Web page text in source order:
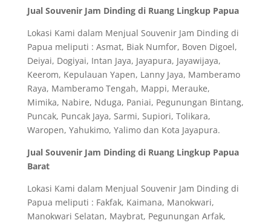
Jual Souvenir Jam Dinding di Ruang Lingkup Papua
Lokasi Kami dalam Menjual Souvenir Jam Dinding di
Papua meliputi : Asmat, Biak Numfor, Boven Digoel,
Deiyai, Dogiyai, Intan Jaya, Jayapura, Jayawijaya,
Keerom, Kepulauan Yapen, Lanny Jaya, Mamberamo
Raya, Mamberamo Tengah, Mappi, Merauke,
Mimika, Nabire, Nduga, Paniai, Pegunungan Bintang,
Puncak, Puncak Jaya, Sarmi, Supiori, Tolikara,
Waropen, Yahukimo, Yalimo dan Kota Jayapura.
Jual Souvenir Jam Dinding di Ruang Lingkup Papua
Barat
Lokasi Kami dalam Menjual Souvenir Jam Dinding di
Papua meliputi : Fakfak, Kaimana, Manokwari,
Manokwari Selatan, Maybrat, Pegunungan Arfak,